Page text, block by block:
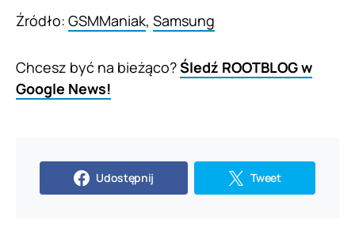
Źródło: GSMManiak, Samsung
Chcesz być na bieżąco?Śledź ROOTBLOG w
Google News!
Udostępnij Tweet